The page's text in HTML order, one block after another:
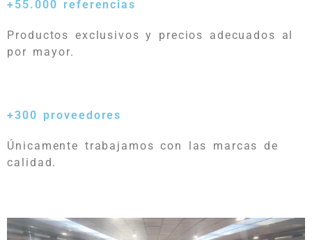
+55.000 referencias
Productos exclusivos y precios adecuados al
por mayor.
+300 proveedores
Únicamente trabajamos con las marcas de
calidad.